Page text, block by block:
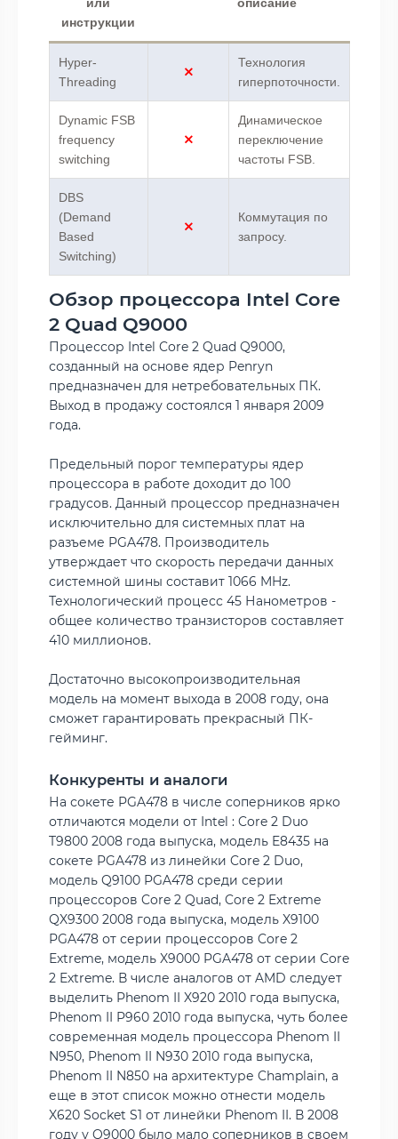
инструкции
Hyper-
Threading
Технология
гиперпоточности.
Dynamic FSB
frequency
switching
Динамическое
переключение
частоты FSB.
DBS
(Demand
Based
Switching)
Коммутация по
запросу.
Обзор процессора Intel Core
2 Quad Q9000
Процессор Intel Core 2 Quad Q9000,
созданный на основе ядер Penryn
предназначен для нетребовательных ПК.
Выход в продажу состоялся 1 января 2009
года.
Предельный порог температуры ядер
процессора в работе доходит до 100
градусов. Данный процессор предназначен
исключительно для системных плат на
разъеме PGA478. Производитель
утверждает что скорость передачи данных
системной шины составит 1066 MHz.
Технологический процесс 45 Нанометров -
общее количество транзисторов составляет
410 миллионов.
Достаточно высокопроизводительная
модель на момент выхода в 2008 году, она
сможет гарантировать прекрасный ПК-
гейминг.
Конкуренты и аналоги
На сокете PGA478 в числе соперников ярко
отличаются модели от Intel : Core 2 Duo
T9800 2008 года выпуска, модель E8435 на
сокете PGA478 из линейки Core 2 Duo,
модель Q9100 PGA478 среди серии
процессоров Core 2 Quad, Core 2 Extreme
QX9300 2008 года выпуска, модель X9100
PGA478 от серии процессоров Core 2
Extreme, модель X9000 PGA478 от серии Core
2 Extreme. В числе аналогов от AMD следует
выделить Phenom II X920 2010 года выпуска,
Phenom II P960 2010 года выпуска, чуть более
современная модель процессора Phenom II
N950, Phenom II N930 2010 года выпуска,
Phenom II N850 на архитектуре Champlain, а
еще в этот список можно отнести модель
X620 Socket S1 от линейки Phenom II. В 2008
году у Q9000 было мало соперников в своем